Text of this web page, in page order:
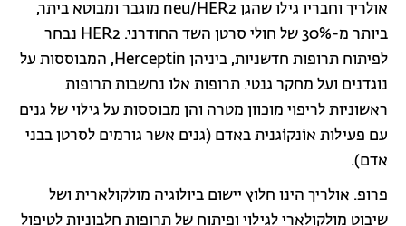
אולריך וחבריו גילו שהגן neu/HER2 מוגבר ומבוטא ביתר,
ביותר מ-30% של חולי סרטן השד החודרני. HER2 נבחר
לפיתוח תרופות חדשניות, ביניהן Herceptin, המבוססות על
נוגדנים ועל מחקר גנטי. תרופות אלו נחשבות תרופות
ראשוניות לריפוי מוכוון מטרה והן מבוססות על גילוי של גנים
עם פעילות אוֹנקוֹגנית באדם (גנים אשר גורמים לסרטן בבני
אדם).
פרופ. אולריך הינו חלוץ יישום ביולוגיה מולקולארית ושל
שיבוט מולקולארי לגילוי ופיתוח של תרופות חלבוניות לטיפול